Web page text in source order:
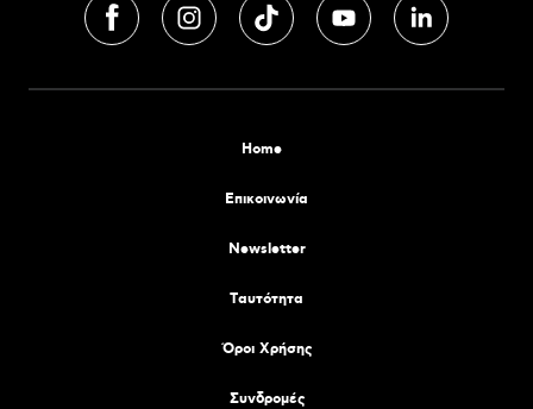
Home
Επικοινωνία
Newsletter
Tαυτότητα
Όροι Χρήσης
Συνδρομές